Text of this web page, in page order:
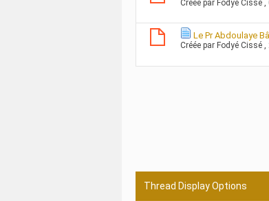
Créée par Fodyé Cissé
Le Pr Abdoulaye
Créée par Fodyé Cissé ,
Thread Display Options